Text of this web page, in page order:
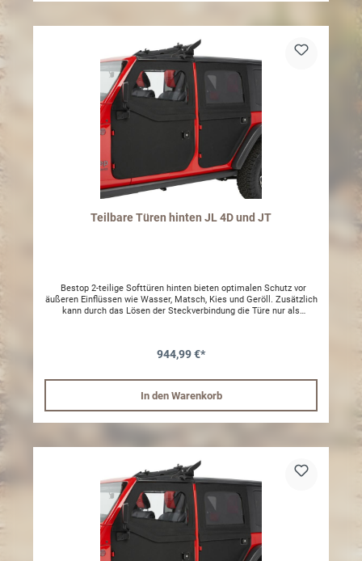
Teilbare Türen hinten JL 4D und JT
Bestop 2-teilige Softtüren hinten bieten optimalen Schutz vor
äußeren Einflüssen wie Wasser, Matsch, Kies und Geröll. Zusätzlich
kann durch das Lösen der Steckverbindung die Türe nur als
Hälften werden durch Steckverbindungen mit den unteren
Lieferumfang: 2 Halbtüren inkl. Aufsteckfenster rechts und links 2
abschließbare Türgriffe rechts und links Farbcode Bestop: Black
Diamond -35
944,99 €*
In den Warenkorb